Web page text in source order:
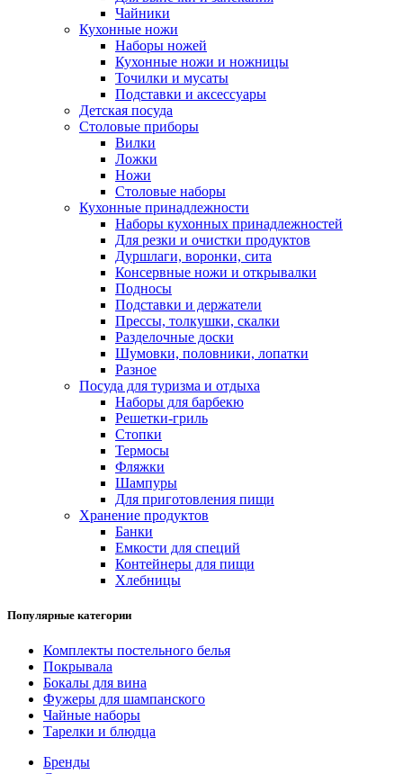
Чайники
Кухонные ножи
Наборы ножей
Кухонные ножи и ножницы
Точилки и мусаты
Подставки и аксессуары
Детская посуда
Столовые приборы
Вилки
Ложки
Ножи
Столовые наборы
Кухонные принадлежности
Наборы кухонных принадлежностей
Для резки и очистки продуктов
Дуршлаги, воронки, сита
Консервные ножи и открывалки
Подносы
Подставки и держатели
Прессы, толкушки, скалки
Разделочные доски
Шумовки, половники, лопатки
Разное
Посуда для туризма и отдыха
Наборы для барбекю
Решетки-гриль
Стопки
Термосы
Фляжки
Шампуры
Для приготовления пищи
Хранение продуктов
Банки
Емкости для специй
Контейнеры для пищи
Хлебницы
Популярные категории
Комплекты постельного белья
Покрывала
Бокалы для вина
Фужеры для шампанского
Чайные наборы
Тарелки и блюдца
Бренды